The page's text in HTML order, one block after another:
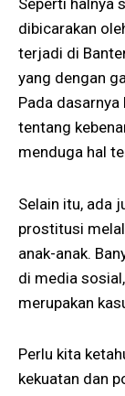
dibicarakan
terjadi di
yang dengan
Pada
tentang
menduga hal
Selain itu, ada
prostitusi
anak-anak.
di media
merupakan
Perlu kita
kekuatan dan